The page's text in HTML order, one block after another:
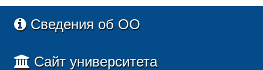
Сведения об ОО
Сайт университета